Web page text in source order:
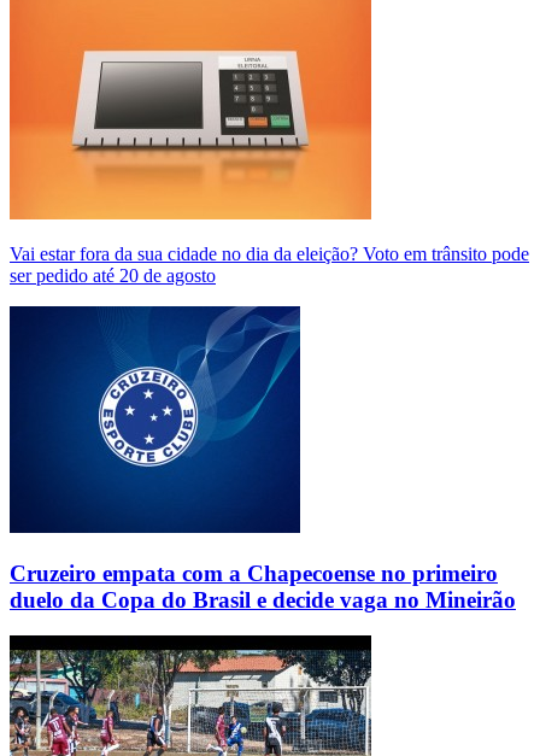
Vai estar fora da sua cidade no dia da eleição? Voto em trânsito pode
ser pedido até 20 de agosto
Cruzeiro empata com a Chapecoense no primeiro
duelo da Copa do Brasil e decide vaga no Mineirão